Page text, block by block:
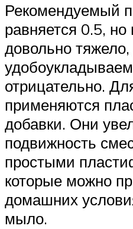
Рекомендуемый
равняется 0.5,
довольно
отрицательно.
применяются
добавки. Они
подвижность
простыми
которые можно
домашних
мыло.